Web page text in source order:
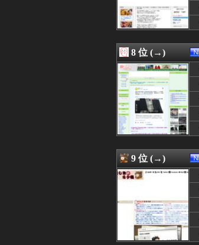
08/07 12:00
08/07 12:00
08/07 11:58
08/07 11:56
08/07 11:56
08/07 11:55
08/07 11:54
08/07 11:50
08/07 11:50
08/07 11:50
08/07 11:47
08/07 11:47
08/07 11:45
08/07 11:45
08/07 11:43
08/07 11:40
08/07 11:40
08/07 11:40
08/07 11:40
8 位 (→)
9 位 (→)